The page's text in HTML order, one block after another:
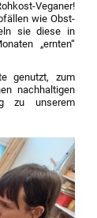
Veganer!
wie Obst-
sie diese in
„ernten“
genutzt, zum
nachhaltigen
zu unserem